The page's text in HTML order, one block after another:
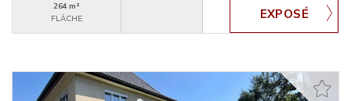
264 m²
FLÄCHE